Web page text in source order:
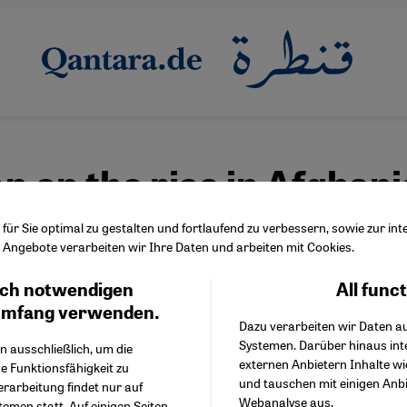
on the rise in
pullout
of NATO troops, the Taliban are
territory in Afghanistan. Afghans who
are in particular fear for their lives
flee the country.
Sie optimal zu gestalten und fortlaufend zu verbessern, sowie zur
verarbeiten wir Ihre Daten und arbeiten mit Cookies.
notwendigen
verwenden.
ausschließlich, um die
Funktionsfähigkeit zu
findet nur auf
All
Dazu verarbeiten wir Daten
Systemen. Darüber hinaus
externen Anbietern Inhalte
und tauschen mit einigen
Webanalyse aus.
Facebook Embed /
Twitter Embed
Instagram Embed
Youtube Embed
Google Maps Embed